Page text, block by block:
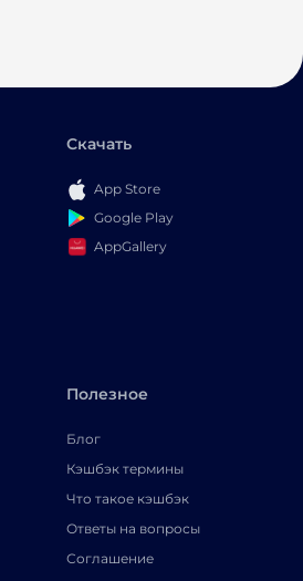
Скачать
App Store
Google Play
AppGallery
Полезное
Блог
Кэшбэк термины
Что такое кэшбэк
Ответы на вопросы
Соглашение